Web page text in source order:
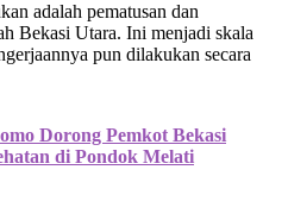
adalah pematusan dan
Bekasi Utara. Ini menjadi skala
pun dilakukan secara
Dorong Pemkot Bekasi
di Pondok Melati